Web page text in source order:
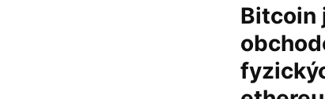
Bitcoin